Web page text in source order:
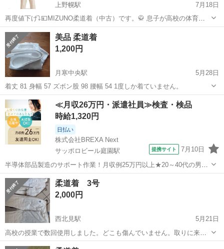
上野幌駅
7月18日
再度値下げ⤵️💴MIZUNO柔道着（中古）です。🥋 息子が高校の体育授
業で1回着用しました。 汚れ、ホツレはありません。洗濯済み。
165cm、55kg、痩せ型で余裕あり。（3号） 授業が終われば再度フリ
マ、ジモティーなどに...
北海道 北広島市 上野幌駅
美品 柔道着
1,200円
月寒中央駅
5月28日
着丈 81 身幅 57 ズボン股 98 腰幅 54 1度しか着ていません。
北海道 札幌市 月寒中央駅 武道、格闘技 ズボン
≪月収26万円・派遣社員≫検査・検品
時給1,320円
日払い
株式会社BREXA Next
サッポロビール庭園駅
提携サイト 7月10日
半導体部品製造のサポート作業！月収例25万円以上★20～40代の男女
活躍中！座り作業！空調完備なので1年中快適作業◎マイカー通勤OK
＆無料駐車場あり★作業着無償貸与◎《北海道恵庭市》 人気の工場の
お仕事 ◇半導体部品製造作...
北海道 恵庭市 サッポロビール庭園駅
柔道着 3号
2,000円
西北見駅
5月21日
高校の授業で数回使用しました。どこも傷んでいません。取りに来ら
れる方。着払いで全国発送致します。
北海道 北見市 西北見駅